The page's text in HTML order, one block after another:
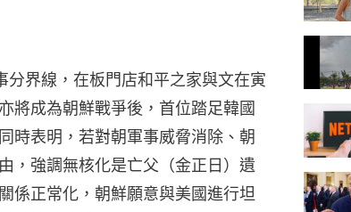
界線，在板門店和平之家與文在寅
將成為朝鮮戰爭後，首位踏足韓國
時表明，若對朝軍事威脅消除、朝
，強調無核化是亡父（金正日）遺
係正常化，朝鮮願意與美國進行坦